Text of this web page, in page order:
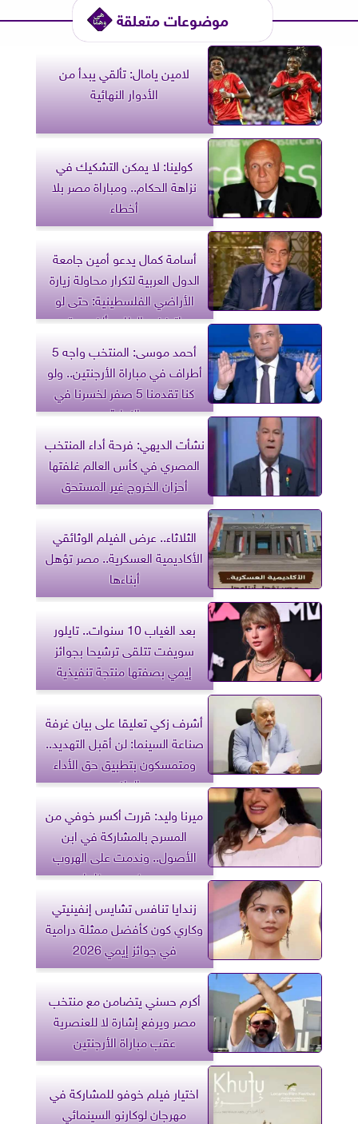
موضوعات متعلقة
لامين يامال: تألقي يبدأ من
الأدوار النهائية
كولينا: لا يمكن التشكيك في
نزاهة الحكام.. ومباراة مصر بلا
أخطاء
أسامة كمال يدعو أمين جامعة
الدول العربية لتكرار محاولة زيارة
الأراضي الفلسطينية: حتى لو
اترفض الطلب ألف مرة
أحمد موسى: المنتخب واجه 5
أطراف في مباراة الأرجنتين.. ولو
كنا تقدمنا 5 صفر لخسرنا في
النهاية
نشأت الديهي: فرحة أداء المنتخب
المصري في كأس العالم غلفتها
أحزان الخروج غير المستحق
الثلاثاء.. عرض الفيلم الوثائقي
الأكاديمية العسكرية.. مصر تؤهل
أبناءها
بعد الغياب 10 سنوات.. تايلور
سويفت تتلقى ترشيحا بجوائز
إيمي بصفتها منتجة تنفيذية
أشرف زكي تعليقا على بيان غرفة
صناعة السينما: لن أقبل التهديد..
ومتمسكون بتطبيق حق الأداء
العلني
ميرنا وليد: قررت أكسر خوفي من
المسرح بالمشاركة في ابن
الأصول.. وندمت على الهروب
من مخرجين عظماء
زندايا تنافس تشايس إنفينيتي
وكاري كون كأفضل ممثلة درامية
في جوائز إيمي 2026
أكرم حسني يتضامن مع منتخب
مصر ويرفع إشارة لا للعنصرية
عقب مباراة الأرجنتين
اختيار فيلم خوفو للمشاركة في
مهرجان لوكارنو السينمائي